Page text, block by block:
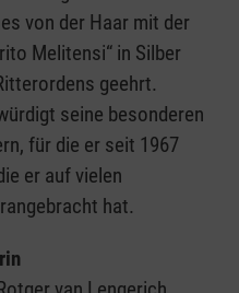
von der Haar mit der
Melitensi“ in Silber
geehrt.
seine besonderen
für die er seit 1967
er auf vielen
hat.